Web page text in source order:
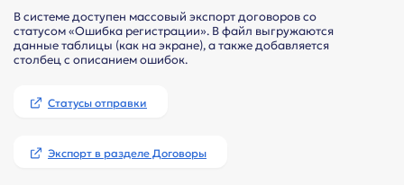
В системе доступен массовый экспорт договоров со
статусом «Ошибка регистрации». В файл выгружаются
данные таблицы (как на экране), а также добавляется
столбец с описанием ошибок.
Статусы отправки
Экспорт в разделе Договоры